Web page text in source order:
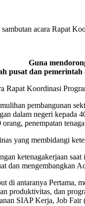
acara Rapat
mendorong
pusat dan
Rapat Koordinasi
pembangunan
dalam negeri
penempatan
yang membidangi
ketenagakerjaan
dan mengembangkan
di antaranya Pertama,
dan
SIAP Kerja, Job